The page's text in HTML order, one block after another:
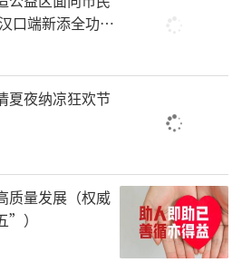
的法律意识和自我保护
爱国主义教育，第一团总
晨以“我爱我的祖国”为
主题讲座。“英雄故事分
至深的红色故事，将革
无私奉献精神娓娓道来。
读”将气氛推向高潮，青
《少年中国说》，充分展
口端新添全功能
夏夜纳凉狂欢节
质量发展（权威
”）